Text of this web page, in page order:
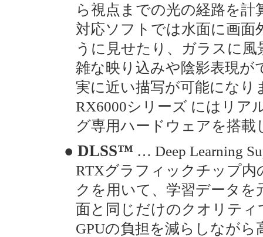
ら視点までの光の経路を
対応ソフトでは水面に画
うに見せたり、ガラスに
雑な映り込みや陰影表現が
実に近い描写が可能になり
RX6000シリーズ にはリア
グ専用ハードウェアを搭載
● DLSS™ … Deep Learning
RTXグラフィックチップ
クを用いて、学習データ
面と同じだけのクオリテ
GPUの負担を減らしなが